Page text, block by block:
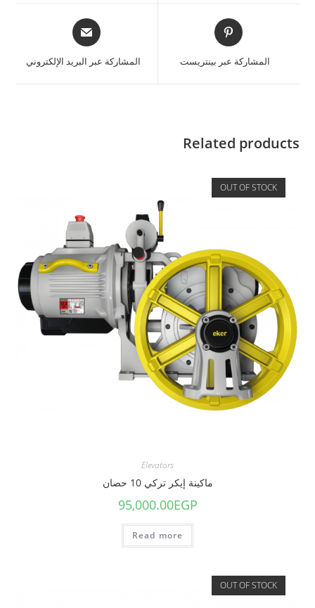
المشاركة عبر بينتريست المشاركة عبر البريد الإلكتروني
Related products
OUT OF STOCK
Elevators
ماكينة إيكر تركي 10 حصان
95,000.00EGP
Read more
OUT OF STOCK